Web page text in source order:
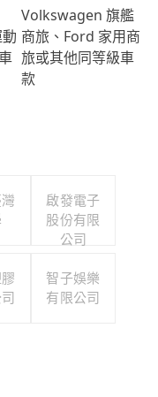
Volkswagen 旗艦
商旅、Ford 家用商
旅或其他同等級車
款
啟發電子
股份有限
公司
智子娛樂
有限公司